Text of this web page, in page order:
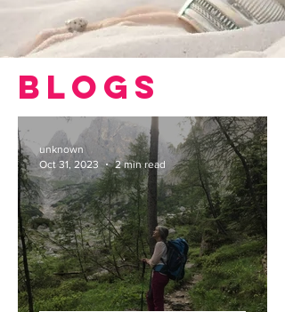
Blogs
unknown
Oct 31, 2023
2 min read